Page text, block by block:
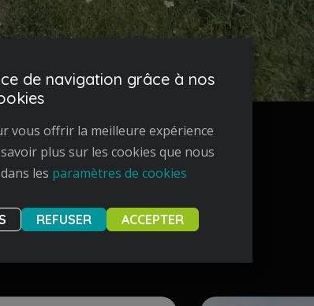
de navigation grâce à nos
vous offrir la meilleure expérience
plus sur les cookies que nous
les paramètres de cookies
REFUSER ACCEPTER